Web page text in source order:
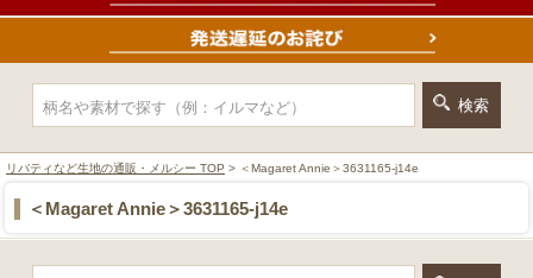
リバティなど生地の通販・メルシー TOP > ＜Magaret Annie＞3631165-j14e
＜Magaret Annie＞3631165-j14e